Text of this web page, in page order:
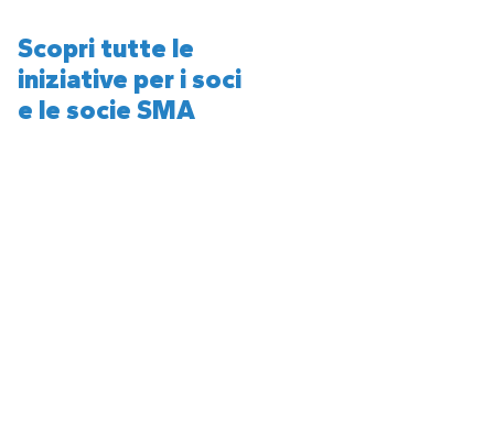
Scopri tutte le
iniziative per i soci
e le socie SMA